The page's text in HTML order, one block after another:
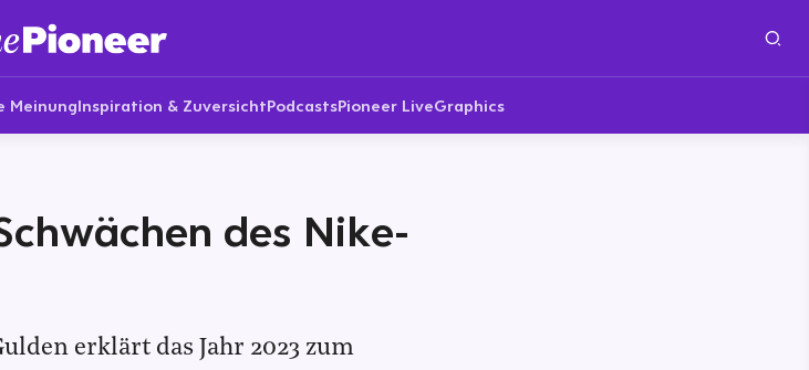
MeinungInspiration & ZuversichtPodcastsPioneer LiveGraphics
des Nike-
erklärt das Jahr 2023 zum